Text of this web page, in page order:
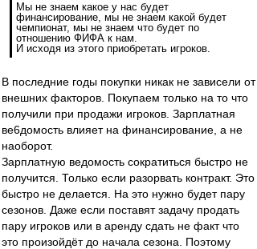
Мы не знаем какое у нас будет
финансирование, мы не знаем какой будет
чемпионат, мы не знаем что будет по
отношению ФИФА к нам.
И исходя из этого приобретать игроков.
В последние годы покупки никак не зависели от
внешних факторов. Покупаем только на то что
получили при продажи игроков. Зарплатная
ве6домость влияет на финансирование, а не
наоборот.
Зарплатную ведомость сократиться быстро не
получится. Только если разорвать контракт. Это
быстро не делается. На это нужно будет пару
сезонов. Даже если поставят задачу продать
пару игроков или в аренду сдать не факт что
это произойдёт до начала сезона. Поэтому